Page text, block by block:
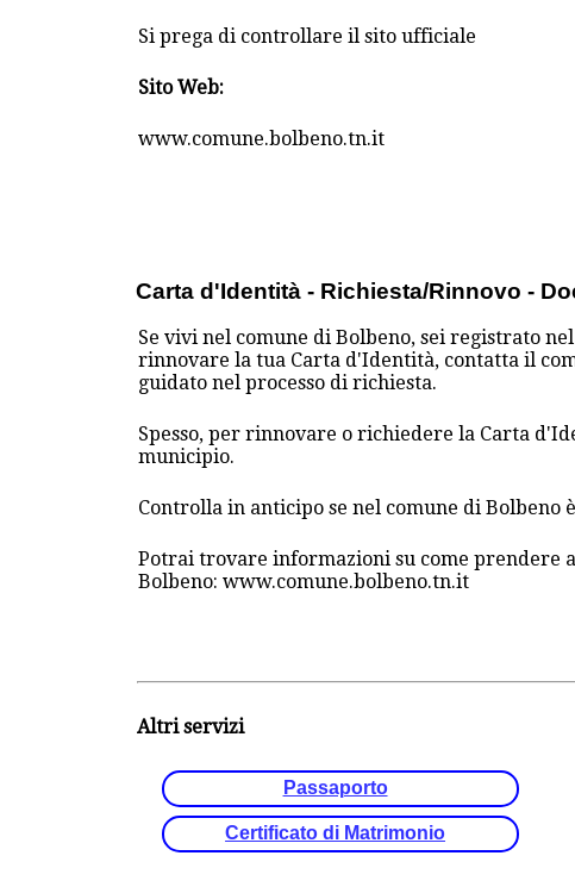
Si prega di controllare il sito ufficiale
Sito Web:
www.comune.bolbeno.tn.it
Carta d'Identità - Richiesta/Rinnovo -
Se vivi nel comune di Bolbeno, sei registrato
rinnovare la tua Carta d'Identità, contatta il
guidato nel processo di richiesta.
Spesso, per rinnovare o richiedere la Carta
municipio.
Controlla in anticipo se nel comune di Bolbeno
Potrai trovare informazioni su come prendere
Bolbeno: www.comune.bolbeno.tn.it
Altri servizi
Passaporto
Certificato di Matrimonio